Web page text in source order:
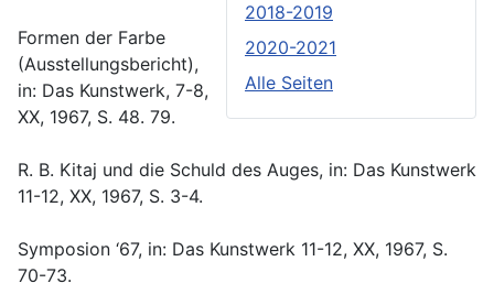
2018-2019
2020-2021
Alle Seiten
Formen der Farbe
(Ausstellungsbericht),
in: Das Kunstwerk, 7-8,
XX, 1967, S. 48. 79.
R. B. Kitaj und die Schuld des Auges, in: Das Kunstwerk
11-12, XX, 1967, S. 3-4.
Symposion ‘67, in: Das Kunstwerk 11-12, XX, 1967, S.
70-73.